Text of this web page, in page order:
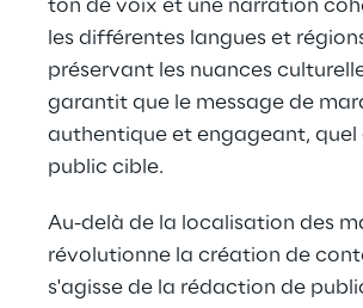
ton de voix et une narration
les différentes langues et
préservant les nuances
garantit que le message de
authentique et engageant, quel
public cible.
Au-delà de la localisation des
révolutionne la création de
s'agisse de la rédaction de